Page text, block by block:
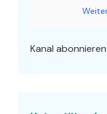
Kanal abonnieren